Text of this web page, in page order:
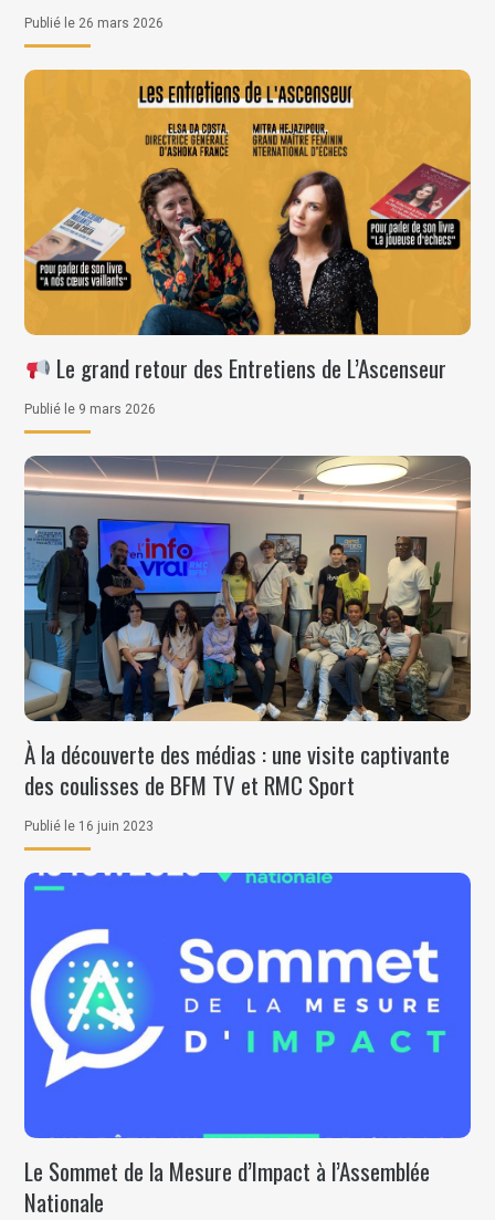
Publié le 26 mars 2026
Le grand retour des Entretiens de L’Ascenseur
Publié le 9 mars 2026
À la découverte des médias : une visite captivante
des coulisses de BFM TV et RMC Sport
Publié le 16 juin 2023
Le Sommet de la Mesure d’Impact à l’Assemblée
Nationale